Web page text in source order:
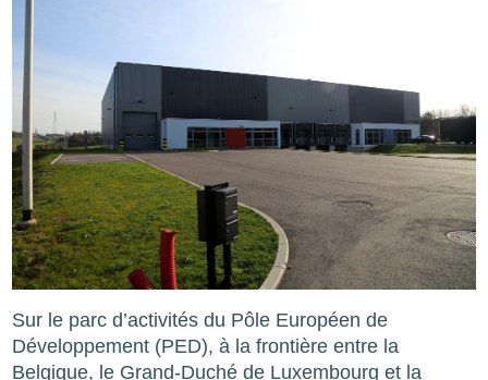
Sur le parc d’activités du Pôle Européen de
Développement (PED), à la frontière entre la
Belgique, le Grand-Duché de Luxembourg et la